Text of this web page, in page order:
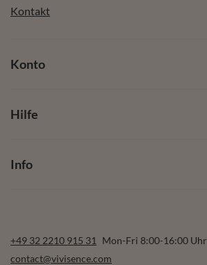
Kontakt
Konto
Hilfe
Info
+49 32 2210 915 31
Mon-Fri 8:00-16:00 Uhr
contact@vivisence.com